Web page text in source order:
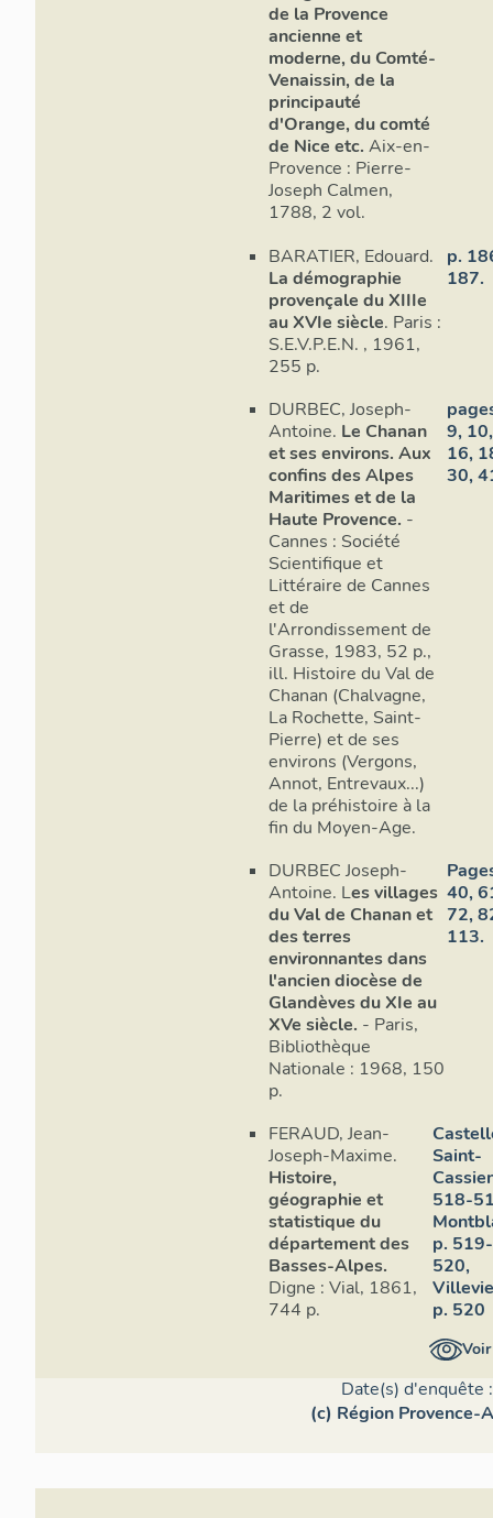
En 1232,
Saint-
Jean obtint
Penne, etc.
à Castellet-
nommé
est
d'albergue
sont
à un
consécutif
comme
Pour ce qui
au cours
est
est signalée
1413. En
est signalé
Saint-
hommage
1789, la
Saint-
Villages fut
Les
Le 14e
entraînèrent
toute la
de Puget-
ce souvenir
: « A sex
Aux autres
Comté de
fut suivie
perpétrés
localités
longtemps.
Lors de la
précisé que
toujours
que cinq
Le
de Castellet
de la Provence
ancienne et
moderne, du Comté-
Venaissin, de la
principauté
d'Orange, du comté
de Nice etc. Aix-en-
Provence : Pierre-
Joseph Calmen,
1788, 2 vol.
BARATIER, Edouard.
La démographie
provençale du XIIIe
au XVIe siècle. Paris :
S.E.V.P.E.N. , 1961,
255 p.
p.
187.
DURBEC, Joseph-
Antoine. Le Chanan
et ses environs. Aux
confins des Alpes
Maritimes et de la
Haute Provence. -
Cannes : Société
Scientifique et
Littéraire de Cannes
et de
l'Arrondissement de
Grasse, 1983, 52 p.,
ill. Histoire du Val de
Chanan (Chalvagne,
La Rochette, Saint-
Pierre) et de ses
environs (Vergons,
Annot, Entrevaux...)
de la préhistoire à la
fin du Moyen-Age.
9, 10,
16,
30,
DURBEC Joseph-
Antoine. Les villages
du Val de Chanan et
des terres
environnantes dans
l'ancien diocèse de
Glandèves du XIe au
XVe siècle. - Paris,
Bibliothèque
Nationale : 1968, 150
p.
40,
72,
113.
FERAUD, Jean-
Joseph-Maxime.
Histoire,
géographie et
statistique du
département des
Basses-Alpes.
Digne : Vial, 1861,
744 p.
Saint-
518-
p. 519-
520,
p. 520
Date(s) d'enquête
(c) Région